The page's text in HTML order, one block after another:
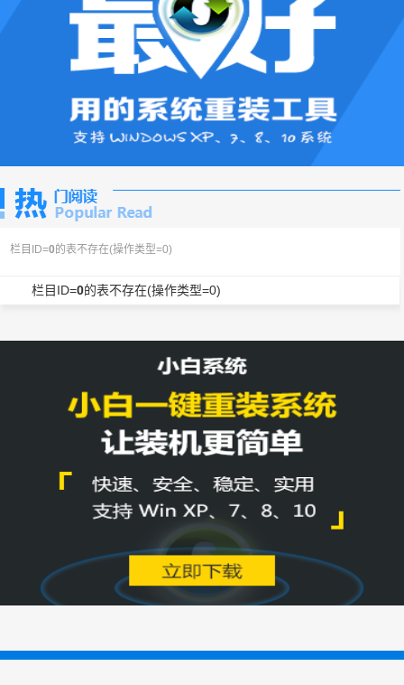
栏目ID=0的表不存在(操作类型=0)
栏目ID=0的表不存在(操作类型=0)